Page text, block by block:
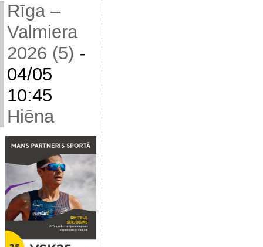
Rīga –
Valmiera
2026 (5) -
04/05
10:45
Hiēna